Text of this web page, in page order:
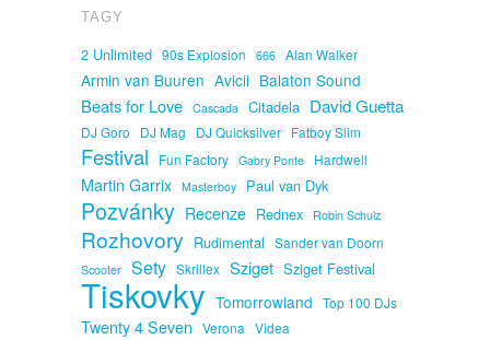
TAGY
2 Unlimited 90s Explosion 666 Alan Walker
Armin van Buuren Avicii Balaton Sound
Beats for Love Cascada Citadela David Guetta
DJ Goro DJ Mag DJ Quicksilver Fatboy Slim
Festival Fun Factory Gabry Ponte Hardwell
Martin Garrix Masterboy Paul van Dyk
Pozvánky Recenze Rednex Robin Schulz
Rozhovory Rudimental Sander van Doorn
Scooter Sety Skrillex Sziget Sziget Festival
Tiskovky Tomorrowland Top 100 DJs
Twenty 4 Seven Verona Videa